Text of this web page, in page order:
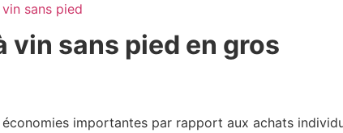
vin sans pied en gros
importantes par rapport aux achats